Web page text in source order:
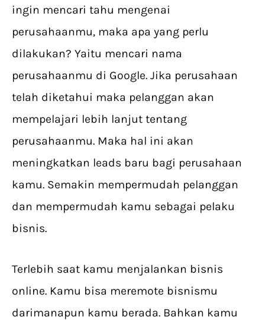
ingin mencari tahu mengenai
perusahaanmu, maka apa yang perlu
dilakukan? Yaitu mencari nama
perusahaanmu di Google. Jika perusahaan
telah diketahui maka pelanggan akan
mempelajari lebih lanjut tentang
perusahaanmu. Maka hal ini akan
meningkatkan leads baru bagi perusahaan
kamu. Semakin mempermudah pelanggan
dan mempermudah kamu sebagai pelaku
bisnis.
Terlebih saat kamu menjalankan bisnis
online. Kamu bisa meremote bisnismu
darimanapun kamu berada. Bahkan kamu